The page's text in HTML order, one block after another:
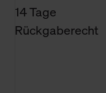
Änderung
Weitere
14 Tage
Rückgaberecht